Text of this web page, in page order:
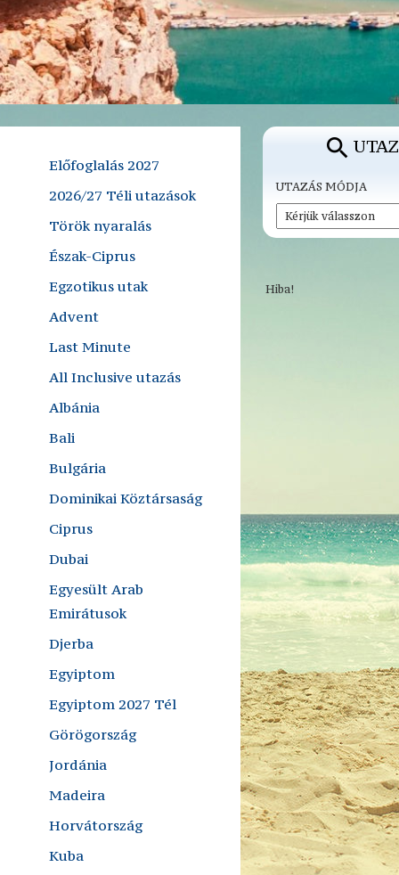
Előfoglalás 2027
2026/27 Téli utazások
Török nyaralás
Észak-Ciprus
Egzotikus utak
Advent
Last Minute
All Inclusive utazás
Albánia
Bali
Bulgária
Dominikai Köztársaság
Ciprus
Dubai
Egyesült Arab
Emirátusok
Djerba
Egyiptom
Egyiptom 2027 Tél
Görögország
Jordánia
Madeira
Horvátország
Kuba
UTAZÁS MÓDJA
Hiba!